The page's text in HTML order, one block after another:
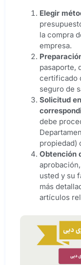
Elegir
la compra
empresa.
pasaporte,
certificado
seguro de
Solicitud
debe
propiedad)
Obtención
usted y su
más
artículos